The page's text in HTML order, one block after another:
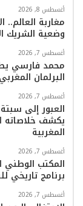
أغسطس 8, 2026
مغاربة العالم..
وضعية الشريك
أغسطس 7, 2026
محمد فارسي
البرلمان المغربي
أغسطس 7, 2026
العبور إلى
المغربية
أغسطس 7, 2026
المكتب الوطني
برنامج تاريخي
أغسطس 7, 2026